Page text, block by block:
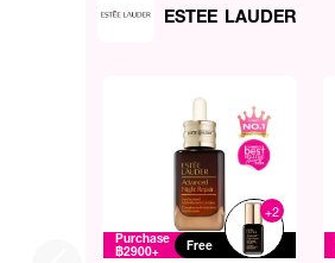
ESTEE LAUDER
Purchase
฿2900+ Free
+2